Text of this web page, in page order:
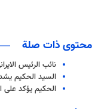
محتوى ذات صلة
نائب الرئيس
السيد الحكيم
الحكيم يؤكد على